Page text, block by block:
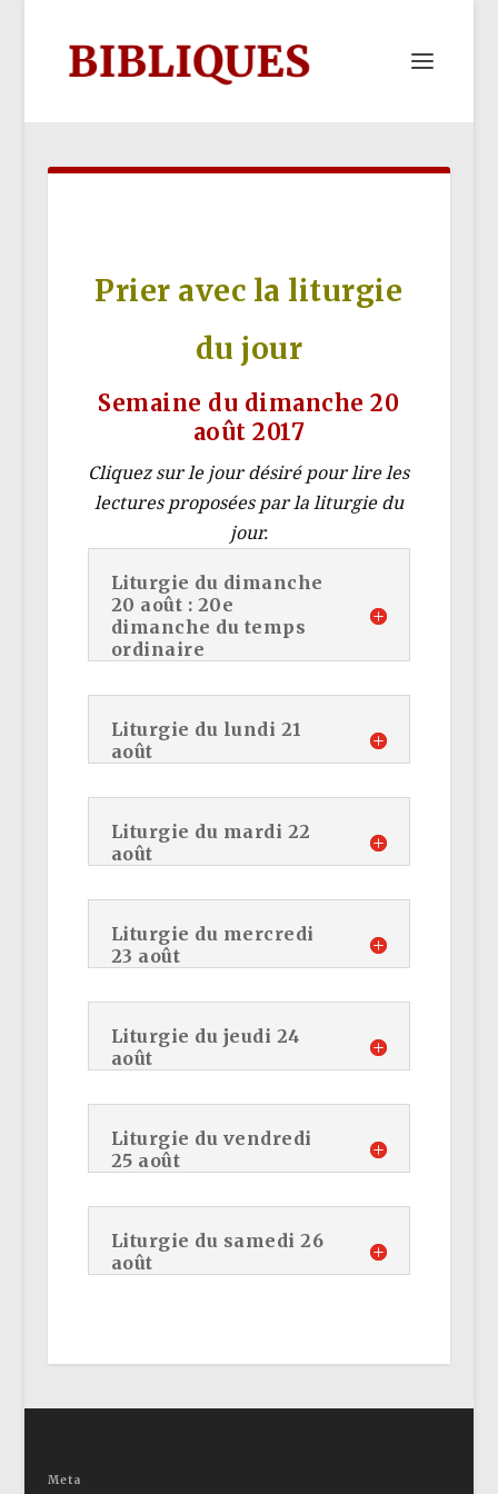
Prier avec la liturgie
du jour
Semaine du dimanche 20
août 2017
Cliquez sur le jour désiré pour lire les
lectures proposées par la liturgie du
jour.
Liturgie du dimanche
20 août : 20e
dimanche du temps
ordinaire
Liturgie du lundi 21
août
Liturgie du mardi 22
août
Liturgie du mercredi
23 août
Liturgie du jeudi 24
août
Liturgie du vendredi
25 août
Liturgie du samedi 26
août
Meta